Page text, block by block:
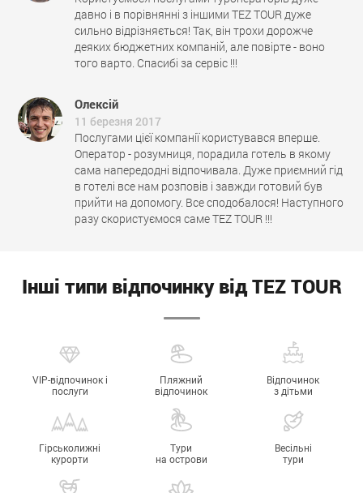
давно і в порівнянні з іншими TEZ TOUR дуже
сильно відрізняється! Так, він трохи дорожче
деяких бюджетних компаній, але повірте - воно
того варто. Спасибі за сервіс !!!
Олексій
11 березня 2017
Послугами цієї компанії користувався вперше.
Оператор - розумниця, порадила готель в якому
сама напередодні відпочивала. Дуже приємний гід
в готелі все нам розповів і завжди готовий був
прийти на допомогу. Все сподобалося! Наступного
разу скористуємося саме TEZ TOUR !!!
Інші типи відпочинку від TEZ TOUR
VIP-відпочинок і
послуги
Пляжний
відпочинок
Відпочинок
з дітьми
Гірськолижні
курорти
Тури
на острови
Весільні
тури